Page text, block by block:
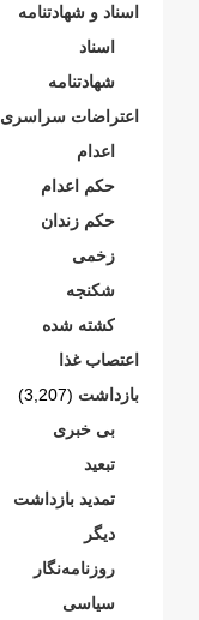
اسناد و شهادتنامە
اسناد
شهادتنامە
اعتراضات سراسری
اعدام
حکم اعدام
حکم زندان
زخمی
شکنجە
کشته شده
اعتصاب غذا
بازداشت (3,207)
بی خبری
تبعید
تمدید بازداشت
دیگر
روزنامەنگار
سیاسی